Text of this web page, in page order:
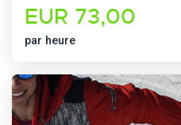
EUR 73,00
par heure